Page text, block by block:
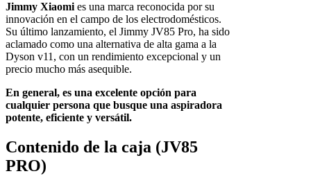
Jimmy Xiaomies una marca reconocida por su
innovación en el campo de los electrodomésticos.
Su último lanzamiento, el Jimmy JV85 Pro, ha sido
aclamado como una alternativa de alta gama a la
Dyson v11, con un rendimiento excepcional y un
precio mucho más asequible.
En general, es una excelente opción para
cualquier persona que busque una aspiradora
potente, eficiente y versátil.
Contenido de la caja (JV85
PRO)